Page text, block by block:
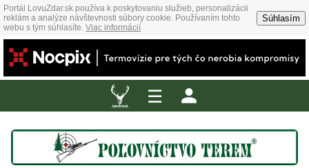
Portál LovuZdar.sk používa k poskytovaniu služieb, personalizácii
reklám a analýze návštevnosti súbory cookie. Používaním tohto
webu s tým súhlasíte. Viac informácií
Súhlasím
☰